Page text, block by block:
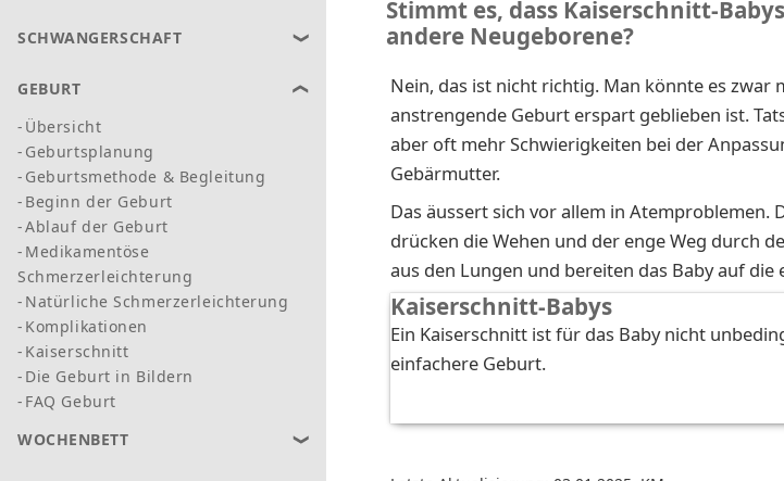
SCHWANGERSCHAFT
GEBURT
Übersicht
Geburtsplanung
Geburtsmethode & Begleitung
Beginn der Geburt
Ablauf der Geburt
Medikamentöse
Schmerzerleichterung
Natürliche Schmerzerleichterung
Komplikationen
Kaiserschnitt
Die Geburt in Bildern
FAQ Geburt
WOCHENBETT
Stimmt es, dass Kaiserschnitt-
andere Neugeborene?
Nein, das ist nicht richtig. Man könnte es zwar
anstrengende Geburt erspart geblieben ist.
aber oft mehr Schwierigkeiten bei der
Gebärmutter.
Das äussert sich vor allem in Atemproblemen.
drücken die Wehen und der enge Weg durch
aus den Lungen und bereiten das Baby auf die
Kaiserschnitt-Babys
Ein Kaiserschnitt ist für das Baby nicht
einfachere Geburt.